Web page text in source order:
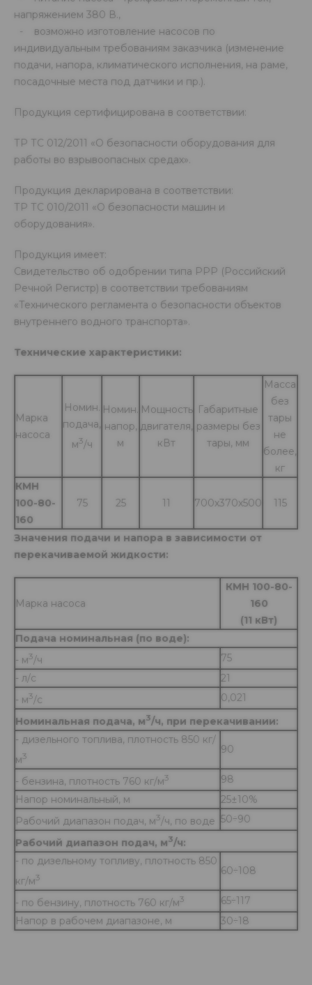
напряжением 380 В.,
- возможно изготовление насосов по
индивидуальным требованиям заказчика (изменение
подачи, напора, климатического исполнения, на раме,
посадочные места под датчики и пр.).
Продукция сертифицирована в соответствии:
ТР ТС 012/2011 «О безопасности оборудования для
работы во взрывоопасных средах».
Продукция декларирована в соответствии:
ТР ТС 010/2011 «О безопасности машин и
оборудования».
Продукция имеет:
Свидетельство об одобрении типа РРР (Российский
Речной Регистр) в соответствии требованиям
«Технического регламента о безопасности объектов
внутреннего водного транспорта».
Технические характеристики:
Марка
насоса
Номин.
подача,
м3/ч
Номин.
напор,
м
Мощность
двигателя,
кВт
Габаритные
размеры без
тары, мм
Масса
без
тары
не
более,
кг
КМН
100-80-
160
75 25 11 700х370х500 115
Значения подачи и напора в зависимости от
перекачиваемой жидкости:
Марка насоса
КМН 100-80-
160
(11 кВт)
Подача номинальная (по воде):
- м3/ч
75
- л/с
21
- м3/с
0,021
Номинальная подача, м3/ч, при перекачивании:
- дизельного топлива, плотность 850 кг/
м3
90
- бензина, плотность 760 кг/м3
98
Напор номинальный, м
25±10%
Рабочий диапазон подач, м3/ч, по воде 50÷90
Рабочий диапазон подач, м3/ч:
- по дизельному топливу, плотность 850
кг/м3
60÷108
- по бензину, плотность 760 кг/м3
65÷117
Напор в рабочем диапазоне, м
30÷18